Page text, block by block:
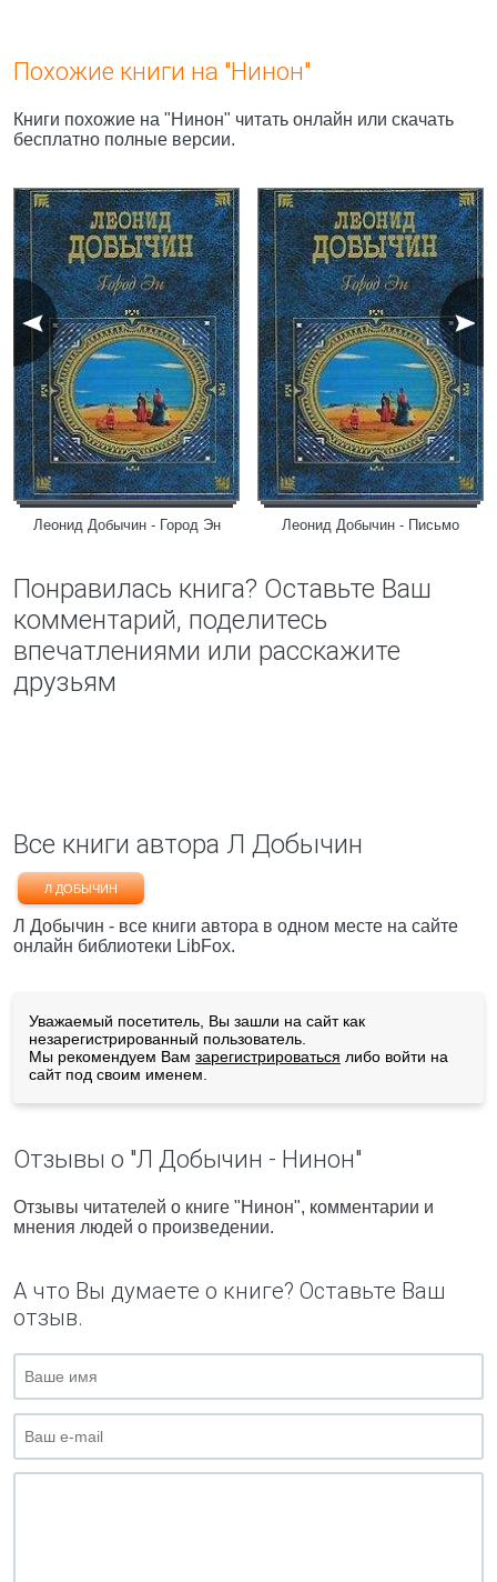
Похожие книги на "Нинон"
Книги похожие на "Нинон" читать онлайн или скачать
бесплатно полные версии.
Леонид Добычин - Город Эн Леонид Добычин - Письмо
Понравилась книга? Оставьте Ваш
комментарий, поделитесь
впечатлениями или расскажите
друзьям
Все книги автора Л Добычин
Л ДОБЫЧИН
Л Добычин - все книги автора в одном месте на сайте
онлайн библиотеки LibFox.
Уважаемый посетитель, Вы зашли на сайт как
незарегистрированный пользователь.
Мы рекомендуем Вам зарегистрироваться либо войти на
сайт под своим именем.
Отзывы о "Л Добычин - Нинон"
Отзывы читателей о книге "Нинон", комментарии и
мнения людей о произведении.
А что Вы думаете о книге? Оставьте Ваш
отзыв.